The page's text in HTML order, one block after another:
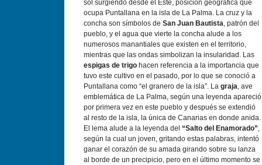
sol surgiendo desde el Este, posición geográfica que
ocupa Puntallana en la isla de La Palma. La cruz y la
concha son símbolos de San Juan Bautista, patrón del
pueblo, y el agua que vierte la concha alude a los
numerosos manantiales que existen en el territorio,
mientras que las ondas simbolizan la insularidad. Las
espigas de trigo hacen referencia a la importancia que
tuvo este cultivo en el pasado, por lo que se conoció a
Puntallana como “el granero de la isla”. La graja, ave
emblemática de La Palma, según una leyenda apareció
por primera vez en este pueblo y después se extendió
al resto de la isla, la única de Canarias en donde anida.
El lema alude a la leyenda del “Salto del Enamorado”,
según la cual un joven, gritando estas palabras, intentó
ganar el corazón de su amada girando sobre su lanza
al borde de un precipicio, pero en el último momento se